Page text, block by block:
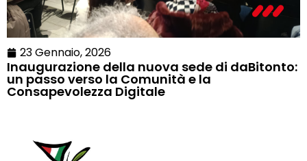
23 Gennaio, 2026
Inaugurazione della nuova sede di daBitonto:
un passo verso la Comunità e la
Consapevolezza Digitale